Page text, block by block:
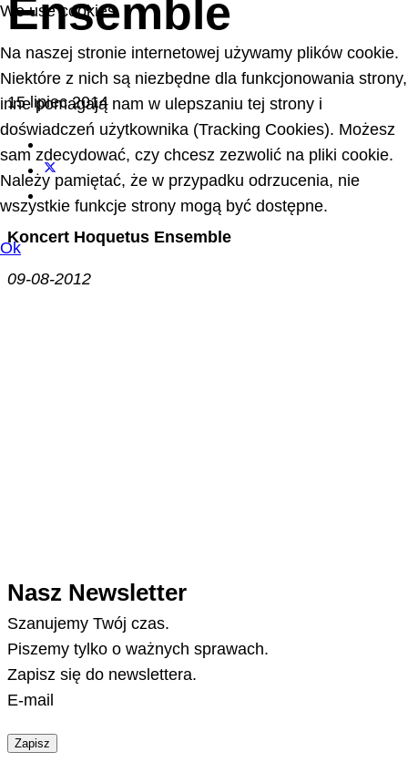
Ensemble
15 lipiec 2014
Koncert Hoquetus Ensemble
09-08-2012
Nasz Newsletter
Szanujemy Twój czas.
Piszemy tylko o ważnych sprawach.
Zapisz się do newslettera.
E-mail
Zapisz
We use cookies
Na naszej stronie internetowej używamy plików cookie.
Niektóre z nich są niezbędne dla funkcjonowania strony,
inne pomagają nam w ulepszaniu tej strony i
doświadczeń użytkownika (Tracking Cookies). Możesz
sam zdecydować, czy chcesz zezwolić na pliki cookie.
Należy pamiętać, że w przypadku odrzucenia, nie
wszystkie funkcje strony mogą być dostępne.
Ok